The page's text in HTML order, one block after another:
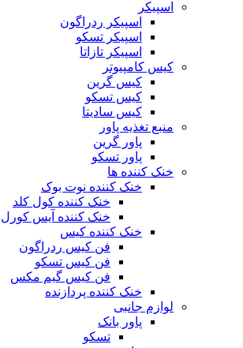
اسپیکر
اسپیکر ردراگون
اسپیکر تسکو
اسپیکر تازاتا
کیس کامپیوتر
کیس گرین
کیس تسکو
کیس سادیتا
منبع تغذیه‌ پاور
پاور گرین
پاور تسکو
خنک کننده ها
خنک کننده نوت بوک
خنک کننده کول کلد
خنک کننده آیس کورل
خنک کننده کیس
فن کیس ردراگون
فن کیس تسکو
فن کیس گیم مکس
خنک کننده پردازنده
لوازم جانبی
پاور بانک
تسکو